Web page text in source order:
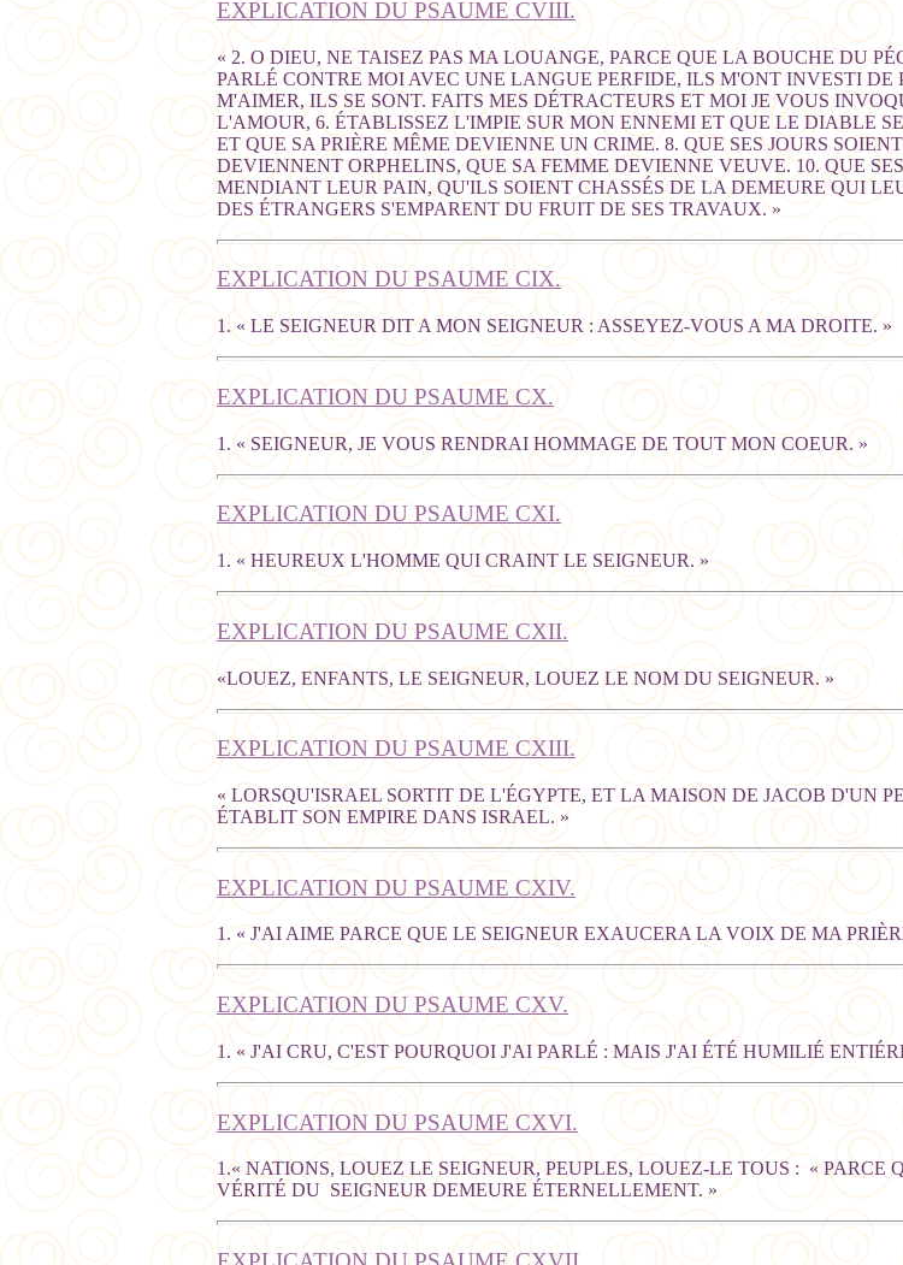
EXPLICATION DU PSAUME CVIII.
« 2. O DIEU, NE TAISEZ PAS MA LOUANGE, PARCE QUE LA BOUCHE DU
PARLÉ CONTRE MOI AVEC UNE LANGUE PERFIDE, ILS M'ONT INVESTI
M'AIMER, ILS SE SONT. FAITS MES DÉTRACTEURS ET MOI JE VOUS
L'AMOUR, 6. ÉTABLISSEZ L'IMPIE SUR MON ENNEMI ET QUE LE DIABLE
ET QUE SA PRIÈRE MÊME DEVIENNE UN CRIME. 8. QUE SES JOURS
DEVIENNENT ORPHELINS, QUE SA FEMME DEVIENNE VEUVE. 10. QUE
MENDIANT LEUR PAIN, QU'ILS SOIENT CHASSÉS DE LA DEMEURE QUI
DES ÉTRANGERS S'EMPARENT DU FRUIT DE SES TRAVAUX. »
EXPLICATION DU PSAUME CIX.
1. « LE SEIGNEUR DIT A MON SEIGNEUR : ASSEYEZ-VOUS A MA DROITE. »
EXPLICATION DU PSAUME CX.
1. « SEIGNEUR, JE VOUS RENDRAI HOMMAGE DE TOUT MON COEUR. »
EXPLICATION DU PSAUME CXI.
1. « HEUREUX L'HOMME QUI CRAINT LE SEIGNEUR. »
EXPLICATION DU PSAUME CXII.
«LOUEZ, ENFANTS, LE SEIGNEUR, LOUEZ LE NOM DU SEIGNEUR. »
EXPLICATION DU PSAUME CXIII.
« LORSQU'ISRAEL SORTIT DE L'ÉGYPTE, ET LA MAISON DE JACOB D'UN
ÉTABLIT SON EMPIRE DANS ISRAEL. »
EXPLICATION DU PSAUME CXIV.
1. « J'AI AIME PARCE QUE LE SEIGNEUR EXAUCERA LA VOIX DE MA
EXPLICATION DU PSAUME CXV.
1. « J'AI CRU, C'EST POURQUOI J'AI PARLÉ : MAIS J'AI ÉTÉ HUMILIÉ
EXPLICATION DU PSAUME CXVI.
1.« NATIONS, LOUEZ LE SEIGNEUR, PEUPLES, LOUEZ-LE TOUS : «
VÉRITÉ DU SEIGNEUR DEMEURE ÉTERNELLEMENT. »